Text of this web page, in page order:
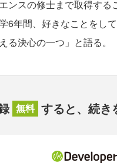
ンスの修士まで取得す
6年間、好きなことをし
る決心の一つ」と語る。
無料 すると、続き